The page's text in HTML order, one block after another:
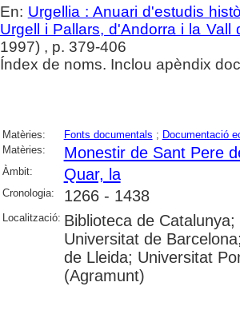
En: Urgellia : Anuari d'estudis
Urgell i Pallars, d'Andorra i la Vall
1997) , p. 379-406
Índex de noms. Inclou apèndix
Matèries: Fonts documentals ; Documentació
Matèries:
Monestir de Sant Pere
Àmbit: Quar, la
Cronologia: 1266 - 1438
Localització: Biblioteca de
Universitat de
de Lleida; Universitat
(Agramunt)